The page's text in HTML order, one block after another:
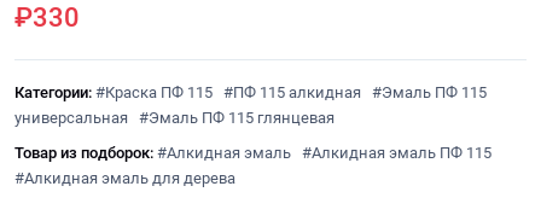
₽330
Категории: #Краска ПФ 115 #ПФ 115 алкидная #Эмаль ПФ 115
универсальная #Эмаль ПФ 115 глянцевая
Товар из подборок: #Алкидная эмаль #Алкидная эмаль ПФ 115
#Алкидная эмаль для дерева